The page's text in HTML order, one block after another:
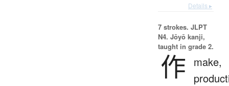
Details ▸
7 strokes. JLPT
N4. Jōyō kanji,
taught in grade 2.
作
make,